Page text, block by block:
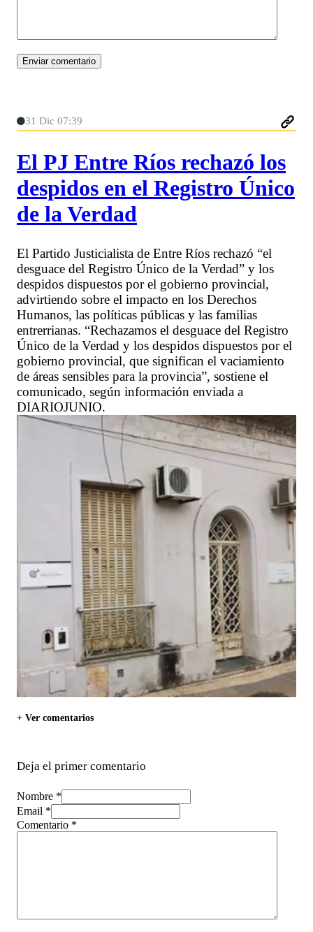
31 Dic 07:39
El PJ Entre Ríos rechazó los
despidos en el Registro Único
de la Verdad
El Partido Justicialista de Entre Ríos rechazó “el
desguace del Registro Único de la Verdad” y los
despidos dispuestos por el gobierno provincial,
advirtiendo sobre el impacto en los Derechos
Humanos, las políticas públicas y las familias
entrerrianas. “Rechazamos el desguace del Registro
Único de la Verdad y los despidos dispuestos por el
gobierno provincial, que significan el vaciamiento
de áreas sensibles para la provincia”, sostiene el
comunicado, según información enviada a
DIARIOJUNIO.
+ Ver comentarios
Deja el primer comentario
Nombre *
Email *
Comentario *